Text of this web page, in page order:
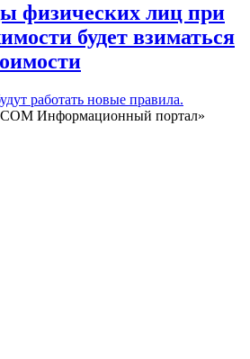
физических лиц при
будет взиматься
работать новые правила.
Информационный портал»